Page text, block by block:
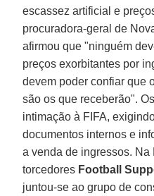
escassez artificial e
procuradora-geral de
afirmou que "ninguém
preços exorbitantes por
devem poder confiar que
são os que receberão".
intimação à FIFA,
documentos internos e
a venda de ingressos.
torcedores Football
juntou-se ao grupo de